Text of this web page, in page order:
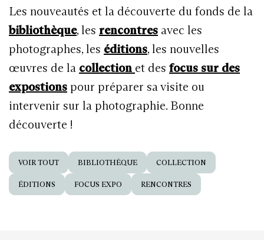
Les nouveautés et la découverte du fonds de la
bibliothèque, les rencontres avec les
photographes, les éditions, les nouvelles
œuvres de la collection et des focus sur des
expostions pour préparer sa visite ou
intervenir sur la photographie. Bonne
découverte !
VOIR TOUT BIBLIOTHÈQUE COLLECTION
ÉDITIONS FOCUS EXPO RENCONTRES